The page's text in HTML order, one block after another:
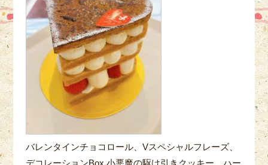
バレンタインチョコロール、Vスペシャルフレーズ、
デコレーションBox,小悪魔の駆け引きクッキー、ハー